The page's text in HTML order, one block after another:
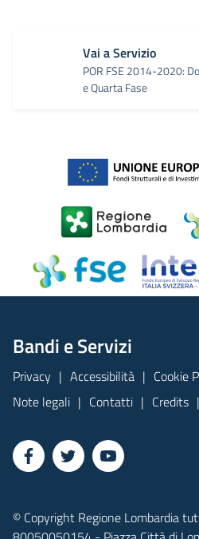
Vai a Servizio
POR FSE 2014-2020:
e Quarta Fase
Bandi e Servizi
Privacy Accessibilità
Cookie
Note legali
Contatti Credits
© Copyright Regione Lombardia